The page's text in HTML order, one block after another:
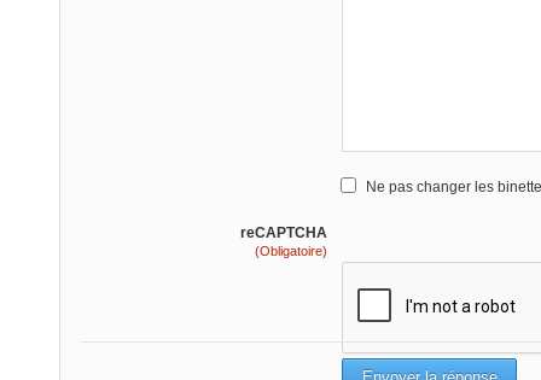
Ne pas changer les
reCAPTCHA
(Obligatoire)